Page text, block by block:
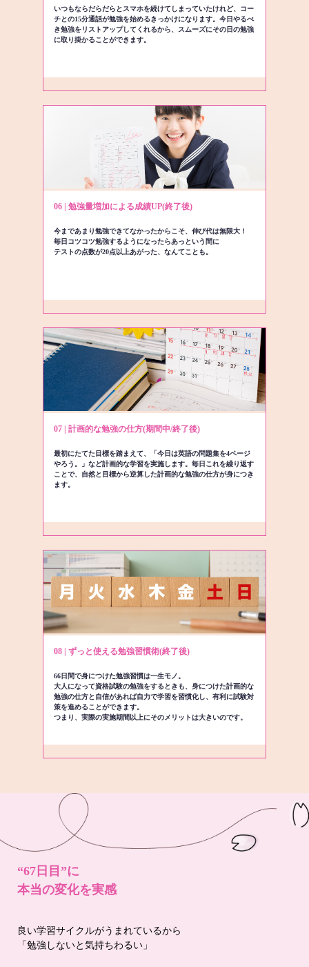
いつもならだらだらとスマホを続けてしまっていたけれど、コー
チとの15分通話が勉強を始めるきっかけになります。今日やるべ
き勉強をリストアップしてくれるから、スムーズにその日の勉強
に取り掛かることができます。
06 | 勉強量増加による成績UP(終了後)
今まであまり勉強できてなかったからこそ、伸び代は無限大！
毎日コツコツ勉強するようになったらあっという間に
テストの点数が20点以上あがった、なんてことも。
07 | 計画的な勉強の仕方(期間中/終了後)
最初にたてた目標を踏まえて、「今日は英語の問題集を4ページ
やろう。」など計画的な学習を実施します。毎日これを繰り返す
ことで、自然と目標から逆算した計画的な勉強の仕方が身につき
ます。
08 | ずっと使える勉強習慣術(終了後)
66日間で身につけた勉強習慣は一生モノ。
大人になって資格試験の勉強をするときも、身につけた計画的な
勉強の仕方と自信があれば自力で学習を習慣化し、有利に試験対
策を進めることができます。
つまり、実際の実施期間以上にそのメリットは大きいのです。
“67日目”に
本当の変化を実感
良い学習サイクルがうまれているから
「勉強しないと気持ちわるい」